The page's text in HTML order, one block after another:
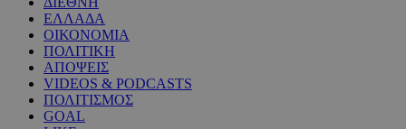
ΕΛΛΑΔΑ
ΟΙΚΟΝΟΜΙΑ
ΠΟΛΙΤΙΚΗ
ΑΠΟΨΕΙΣ
VIDEOS & PODCASTS
ΠΟΛΙΤΙΣΜΟΣ
GOAL